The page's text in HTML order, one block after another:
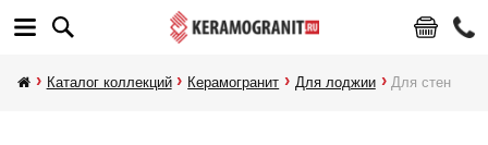
Каталог коллекций Керамогранит Для лоджии Для стен